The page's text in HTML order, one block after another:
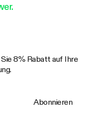
8% Rabatt auf Ihre
Abonnieren